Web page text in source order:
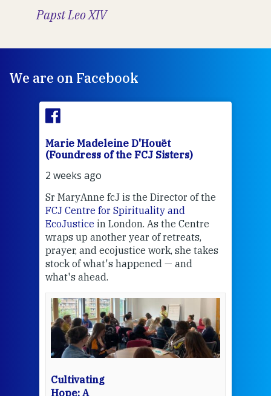
Papst Leo XIV
We are on Facebook
Marie Madeleine D'Houët
(Foundress of the FCJ Sisters)
2 weeks ago
Sr MaryAnne fcJ is the Director of the
FCJ Centre for Spirituality and
EcoJustice in London. As the Centre
wraps up another year of retreats,
prayer, and ecojustice work, she takes
stock of what's happened — and
what's ahead.
Cultivating
Hope: A